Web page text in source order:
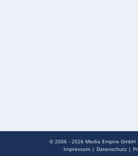
© 2006 - 2026 Media Empire GmbH|
Impressum | Datenschutz |